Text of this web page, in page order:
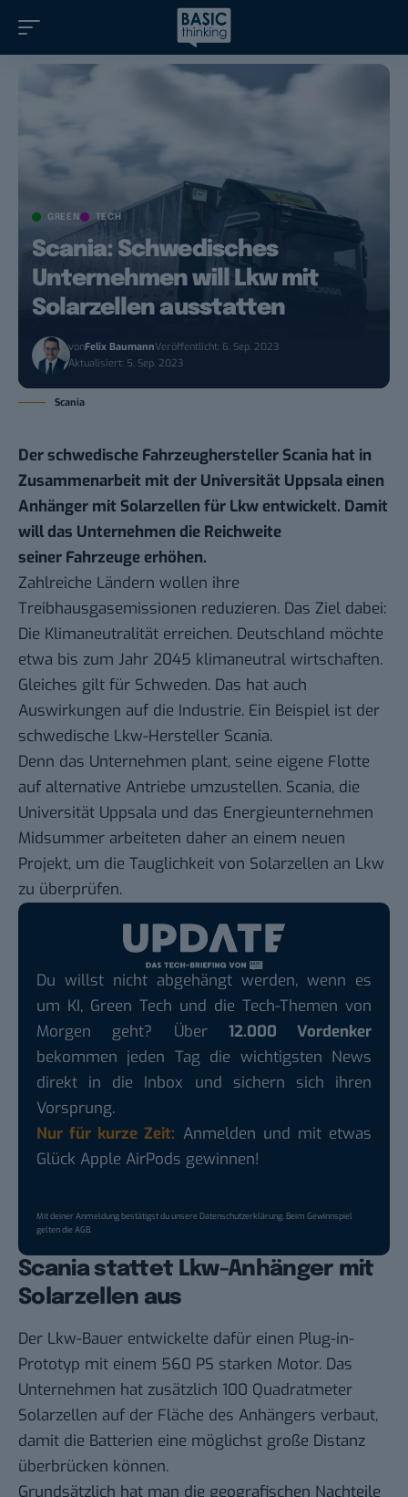
GREEN TECH
Scania: Schwedisches
Unternehmen will Lkw mit
Solarzellen ausstatten
vonFelix BaumannVeröffentlicht: 6. Sep. 2023
Aktualisiert: 5. Sep. 2023
Scania
Der schwedische Fahrzeughersteller Scania hat in
Zusammenarbeit mit der Universität Uppsala einen
Anhänger mit Solarzellen für Lkw entwickelt. Damit
will das Unternehmen die Reichweite
seiner Fahrzeuge erhöhen.
Zahlreiche Ländern wollen ihre
Treibhausgasemissionen reduzieren. Das Ziel dabei:
Die Klimaneutralität erreichen. Deutschland möchte
etwa bis zum Jahr 2045 klimaneutral wirtschaften.
Gleiches gilt für Schweden. Das hat auch
Auswirkungen auf die Industrie. Ein Beispiel ist der
schwedische Lkw-Hersteller Scania.
Denn das Unternehmen plant, seine eigene Flotte
auf alternative Antriebe umzustellen. Scania, die
Universität Uppsala und das Energieunternehmen
Midsummer arbeiteten daher an einem neuen
Projekt, um die Tauglichkeit von Solarzellen an Lkw
zu überprüfen.
Du willst nicht abgehängt werden, wenn es
um KI, Green Tech und die Tech-Themen von
Morgen geht? Über 12.000 Vordenker
bekommen jeden Tag die wichtigsten News
direkt in die Inbox und sichern sich ihren
Vorsprung.
Nur für kurze Zeit: Anmelden und mit etwas
Glück Apple AirPods gewinnen!
Mit deiner Anmeldung bestätigst du unsereDatenschutzerklärung. Beim Gewinnspiel
gelten dieAGB.
Scania stattet Lkw-Anhänger mit
Solarzellen aus
Der Lkw-Bauer entwickelte dafür einen Plug-in-
Prototyp mit einem 560 PS starken Motor. Das
Unternehmen hat zusätzlich 100 Quadratmeter
Solarzellen auf der Fläche des Anhängers verbaut,
damit die Batterien eine möglichst große Distanz
überbrücken können.
Grundsätzlich hat man die geografischen Nachteile